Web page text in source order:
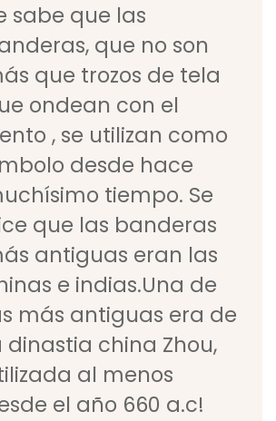
sabe que las
que no son
que trozos de tela
ondean con el
, se utilizan como
desde hace
tiempo. Se
que las banderas
antiguas eran las
e indias.Una de
más antiguas era de
dinastia china Zhou,
al menos
el año 660 a.c!